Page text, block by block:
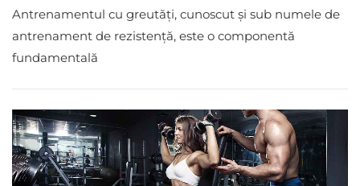
Antrenamentul cu greutăți, cunoscut și sub numele de
antrenament de rezistență, este o componentă
fundamentală